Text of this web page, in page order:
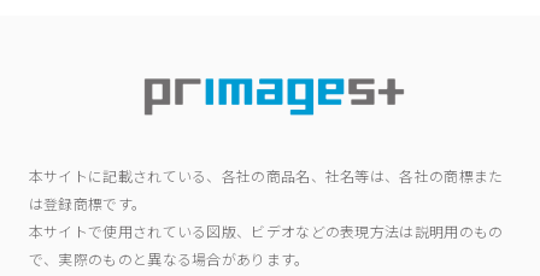
本サイトに記載されている、各社の商品名、社名等は、各社の商標また
は登録商標です。
本サイトで使用されている図版、ビデオなどの表現方法は説明用のもの
で、実際のものと異なる場合があります。